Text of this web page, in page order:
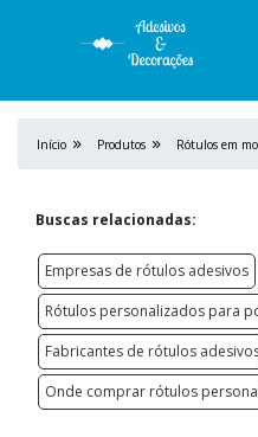
Início Produtos
Buscas relacionadas:
Empresas de rótulos adesivos
Rótulos personalizados para
Fabricantes de rótulos
Onde comprar rótulos